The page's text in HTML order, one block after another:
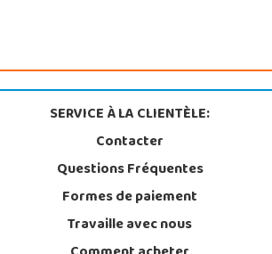
SERVICE À LA CLIENTÈLE:
Contacter
Questions Fréquentes
Formes de paiement
Travaille avec nous